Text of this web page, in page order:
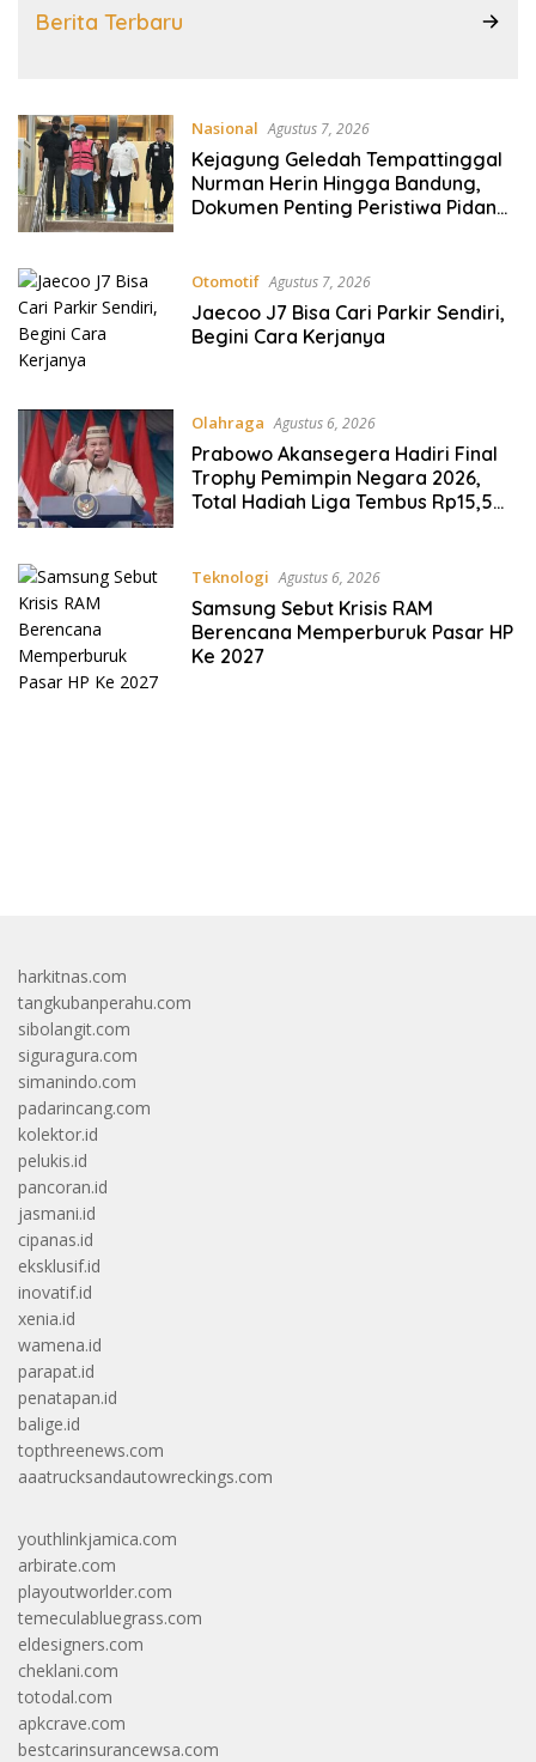
Berita Terbaru
Nasional Agustus 7, 2026
Kejagung Geledah Tempattinggal
Nurman Herin Hingga Bandung,
Dokumen Penting Peristiwa Pidana
Otomotif Agustus 7, 2026
Jaecoo J7 Bisa Cari Parkir Sendiri,
Begini Cara Kerjanya
Olahraga Agustus 6, 2026
Prabowo Akansegera Hadiri Final
Trophy Pemimpin Negara 2026,
Total Hadiah Liga Tembus Rp15,5
Teknologi Agustus 6, 2026
Samsung Sebut Krisis RAM
Berencana Memperburuk Pasar HP
Ke 2027
harkitnas.com
tangkubanperahu.com
sibolangit.com
siguragura.com
simanindo.com
padarincang.com
kolektor.id
pelukis.id
pancoran.id
jasmani.id
cipanas.id
eksklusif.id
inovatif.id
xenia.id
wamena.id
parapat.id
penatapan.id
balige.id
topthreenews.com
aaatrucksandautowreckings.com
youthlinkjamica.com
arbirate.com
playoutworlder.com
temeculabluegrass.com
eldesigners.com
cheklani.com
totodal.com
apkcrave.com
bestcarinsurancewsa.com